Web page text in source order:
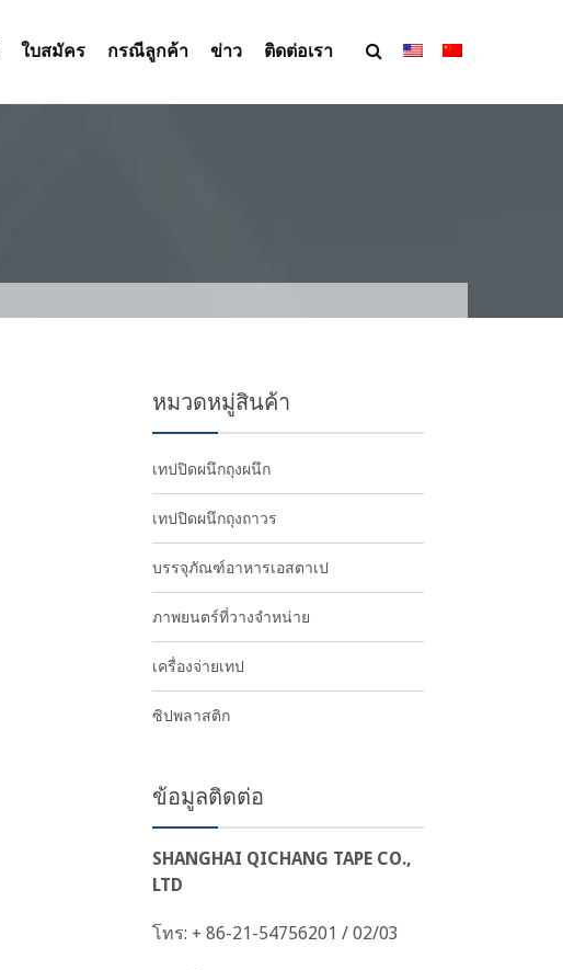
ใบสมัคร กรณีลูกค้า ข่าว ติดต่อเรา
หมวดหมู่สินค้า
เทปปิดผนึกถุงผนึก
เทปปิดผนึกถุงถาวร
บรรจุภัณฑ์อาหารเอสตาเป
ภาพยนตร์ที่วางจำหน่าย
เครื่องจ่ายเทป
ซิปพลาสติก
ข้อมูลติดต่อ
SHANGHAI QICHANG TAPE CO.,
LTD
โทร: + 86-21-54756201 / 02/03